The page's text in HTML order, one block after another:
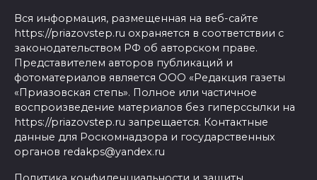
Вся информация, размещенная на веб-сайте
https://priazovstep.ru охраняется в соответствии с
законодательством РФ об авторском праве.
Представителем авторов публикаций и
фотоматериалов является ООО «Редакция газеты
«Приазовская степь». Полное или частичное
воспроизведение материалов без гиперссылки на
https://priazovstep.ru запрещается. Контактные
данные для Роскомнадзора и государственных
органов redakps@yandex.ru